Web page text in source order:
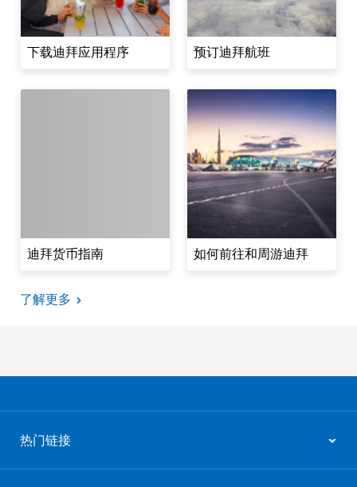
下载迪拜应用程序 预订迪拜航班
迪拜货币指南 如何前往和周游迪拜
了解更多
热门链接